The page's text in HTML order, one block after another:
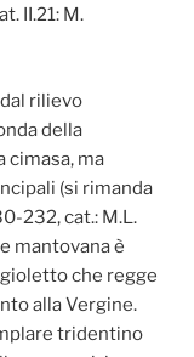
II.21: M.
rilievo
della
cimasa, ma
(si rimanda
232, cat.: M.L.
mantovana è
che regge
alla Vergine.
tridentino